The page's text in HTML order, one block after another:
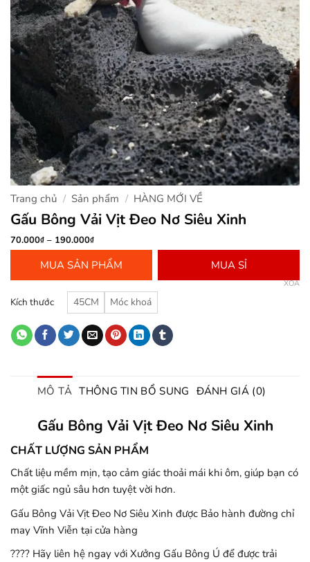
Trang chủ / Sản phẩm / HÀNG MỚI VỀ
Gấu Bông Vải Vịt Đeo Nơ Siêu Xinh
70.000₫ – 190.000₫Khoảng
giá:
70.000₫
190.000₫
MUA SẢN PHẨM MUA SỈ
Kích thước 45CM Móc khoá
XÓA
MÔ TẢ THÔNG TIN BỔ SUNG ĐÁNH GIÁ (0)
Gấu Bông Vải Vịt Đeo Nơ Siêu Xinh
CHẤT LƯỢNG SẢN PHẨM
Chất liệu mềm mịn, tạo cảm giác thoải mái khi ôm, giúp bạn có
một giấc ngủ sâu hơn tuyệt vời hơn.
Gấu Bông Vải Vịt Đeo Nơ Siêu Xinh được Bảo hành đường chỉ
may Vĩnh Viễn tại cửa hàng
???? Hãy liên hệ ngay với Xưởng Gấu Bông Ú để được trải